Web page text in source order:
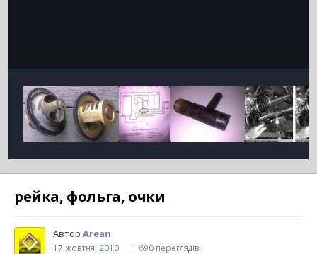
рейка, фольга, очки
Автор Arean
17 жовтня, 2010
1 690 переглядів